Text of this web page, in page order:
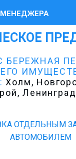
БЕРЕЖНАЯ
Холм,
ОТДЕЛЬНЫМ
АВТОМОБИЛЕМ